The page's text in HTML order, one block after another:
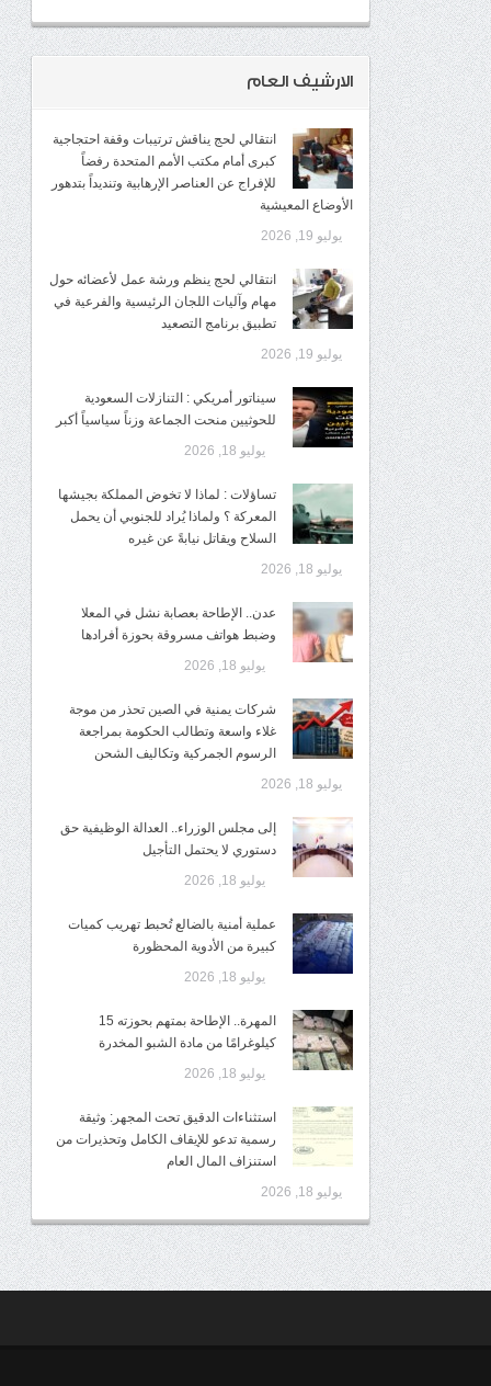
الارشيف العام
انتقالي لحج يناقش ترتيبات وقفة احتجاجية
كبرى أمام مكتب الأمم المتحدة رفضاً
للإفراج عن العناصر الإرهابية وتنديداً بتدهور
الأوضاع المعيشية
يوليو 19, 2026
انتقالي لحج ينظم ورشة عمل لأعضائه حول
مهام وآليات اللجان الرئيسية والفرعية في
تطبيق برنامج التصعيد
يوليو 19, 2026
سيناتور أمريكي : التنازلات السعودية
للحوثيين منحت الجماعة وزناً سياسياً أكبر
يوليو 18, 2026
تساؤلات : لماذا لا تخوض المملكة بجيشها
المعركة ؟ ولماذا يُراد للجنوبي أن يحمل
السلاح ويقاتل نيابةً عن غيره
يوليو 18, 2026
عدن.. الإطاحة بعصابة نشل في المعلا
وضبط هواتف مسروقة بحوزة أفرادها
يوليو 18, 2026
شركات يمنية في الصين تحذر من موجة
غلاء واسعة وتطالب الحكومة بمراجعة
الرسوم الجمركية وتكاليف الشحن
يوليو 18, 2026
إلى مجلس الوزراء.. العدالة الوظيفية حق
دستوري لا يحتمل التأجيل
يوليو 18, 2026
عملية أمنية بالضالع تُحبط تهريب كميات
كبيرة من الأدوية المحظورة
يوليو 18, 2026
المهرة.. الإطاحة بمتهم بحوزته 15
كيلوغرامًا من مادة الشبو المخدرة
يوليو 18, 2026
استثناءات الدقيق تحت المجهر: وثيقة
رسمية تدعو للإيقاف الكامل وتحذيرات من
استنزاف المال العام
يوليو 18, 2026